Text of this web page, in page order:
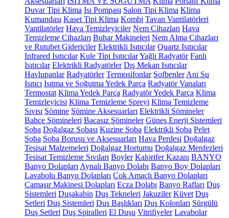
Duvar Tipi Klima Isı Pompası Salon Tipi Klima Klima
Kumandası Kaset Tipi Klima Kombi Tavan Vantilatörleri
Vantilatörler Hava Temizleyiciler Nem Cihazları Hava
Temizleme Cihazları Buhar Makineleri Nem Alma Cihazları
ve Rutubet Gidericiler Elektrikli Isıtıcılar Quartz Isıtıcılar
Infrared Isıtıcılar Kule Tipi IsıtıcılarYağlı Radyatör Fanlı
Isıtıcılar Elektrikli Radyatörler Dış Mekan Isıtıcılar
Havlupanlar Radyatörler Termosifonlar Şofbenler Ani Su
Isıtıcı Isıtma ve Soğutma Yedek Parça Radyatör Vanaları
Termostat Klima Yedek Parça Radyatör Yedek Parça Klima
Temizleyicisi Klima Temizleme Spreyi Klima Temizleme
Sıvısı Şömine Şömine Aksesuarları Elektrikli Şömineler
Bahçe Şömineleri Bacasız Şömineler Güneş Enerji Sistemleri
Soba Doğalgaz Sobası Kuzine Soba Elektrikli Soba Pelet
Soba Soba Borusu ve Aksesuarları Hava Perdesi Doğalgaz
Tesisat Malzemeleri Doğalgaz Hortumu Doğalgaz Menfezleri
Tesisat Temizleme Sıvıları Boyler Kalorifer Kazanı BANYO
Banyo Dolapları Aynalı Banyo Dolabı Banyo Boy Dolapları
Lavabolu Banyo Dolapları Çok Amaçlı Banyo Dolapları
Çamaşır Makinesi Dolapları Ecza Dolabı Banyo Rafları Duş
Sistemleri Duşakabin Duş Tekneleri Jakuziler Küvet Duş
Setleri Duş Sistemleri Duş Başlıkları Duş Kolonları Sürgülü
Duş Setleri Duş Spiralleri El Duşu Vitrifiyeler Lavabolar